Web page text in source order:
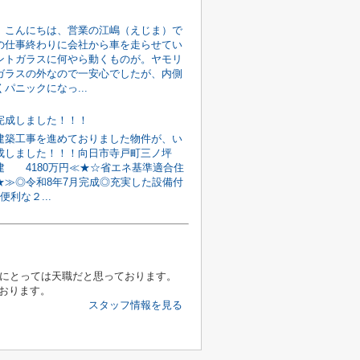
こんにちは、営業の江嶋（えじま）で
仕事終わりに会社から車を走らせてい
トガラスに何やら動くものが。ヤモリ
ラスの外なので一安心でしたが、内側
パニックになっ...
成しました！！！
築工事を進めておりました物件が、い
しました！！！向日市寺戸町三ノ坪
4180万円≪★☆省エネ基準適合住
令和8年7月完成◎充実した設備付
利な２...
っては天職だと思っております。
ります。
スタッフ情報を見る